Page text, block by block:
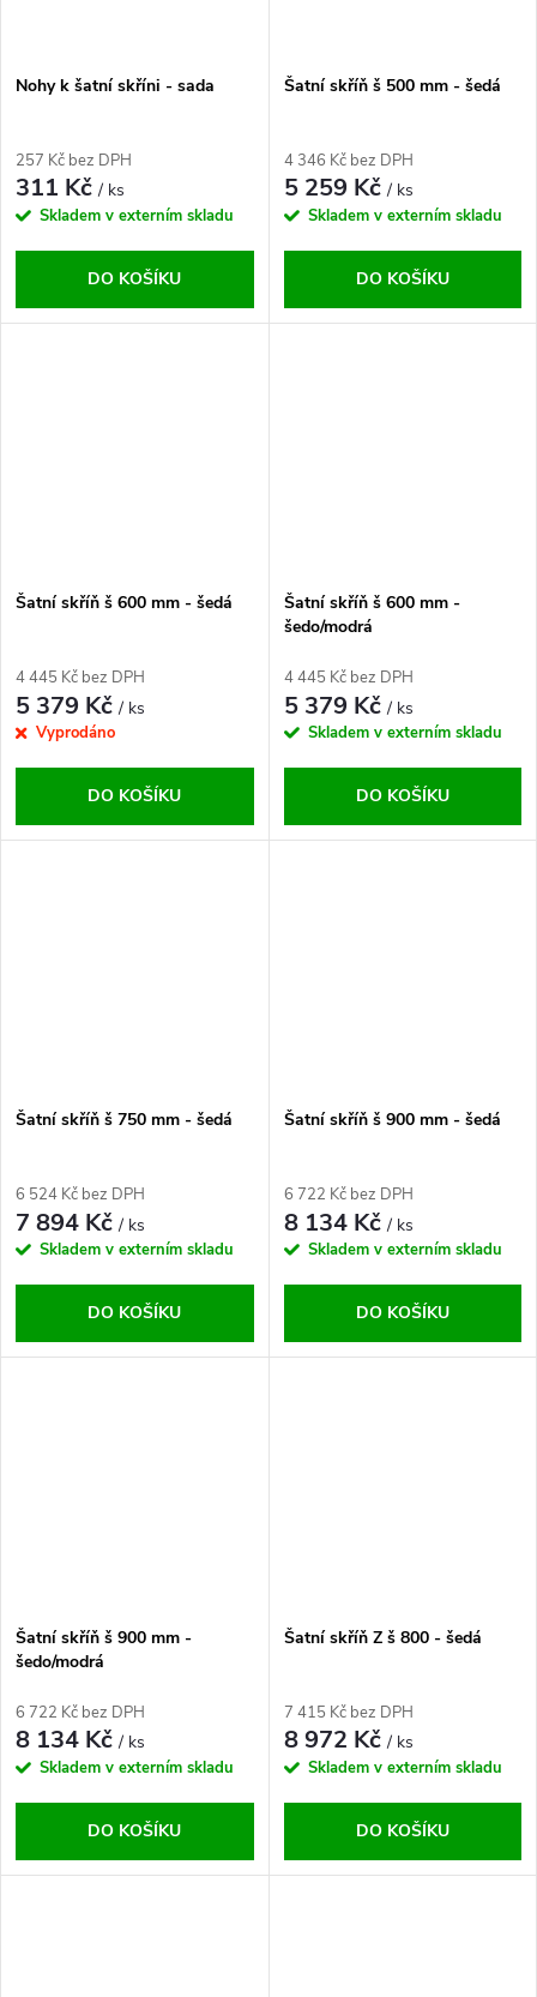
Nohy k šatní skříni - sada
257 Kč bez DPH
311 Kč/ ks
Skladem v externím skladu
DO KOŠÍKU
Šatní skříň š 500 mm - šedá
4 346 Kč bez DPH
5 259 Kč/ ks
Skladem v externím skladu
DO KOŠÍKU
Šatní skříň š 600 mm - šedá
4 445 Kč bez DPH
5 379 Kč/ ks
Vyprodáno
DO KOŠÍKU
Šatní skříň š 600 mm -
šedo/modrá
4 445 Kč bez DPH
5 379 Kč/ ks
Skladem v externím skladu
DO KOŠÍKU
Šatní skříň š 750 mm - šedá
6 524 Kč bez DPH
7 894 Kč/ ks
Skladem v externím skladu
DO KOŠÍKU
Šatní skříň š 900 mm - šedá
6 722 Kč bez DPH
8 134 Kč/ ks
Skladem v externím skladu
DO KOŠÍKU
Šatní skříň š 900 mm -
šedo/modrá
6 722 Kč bez DPH
8 134 Kč/ ks
Skladem v externím skladu
DO KOŠÍKU
Šatní skříň Z š 800 - šedá
7 415 Kč bez DPH
8 972 Kč/ ks
Skladem v externím skladu
DO KOŠÍKU